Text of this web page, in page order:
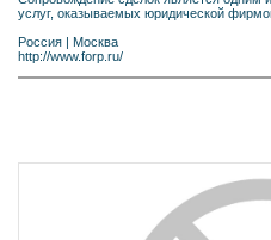
услуг, оказываемых юридической
Россия | Москва
http://www.forp.ru/